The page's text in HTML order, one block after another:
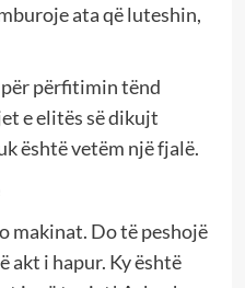
ata që luteshin,
përfitimin tënd
e elitës së dikujt
është vetëm një fjalë.
makinat. Do të peshojë
akt i hapur. Ky është